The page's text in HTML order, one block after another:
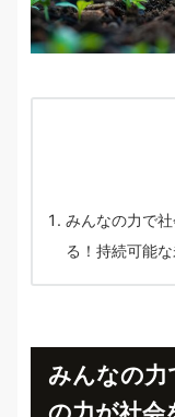
みんなの力で
る！持続可能
みんなの力